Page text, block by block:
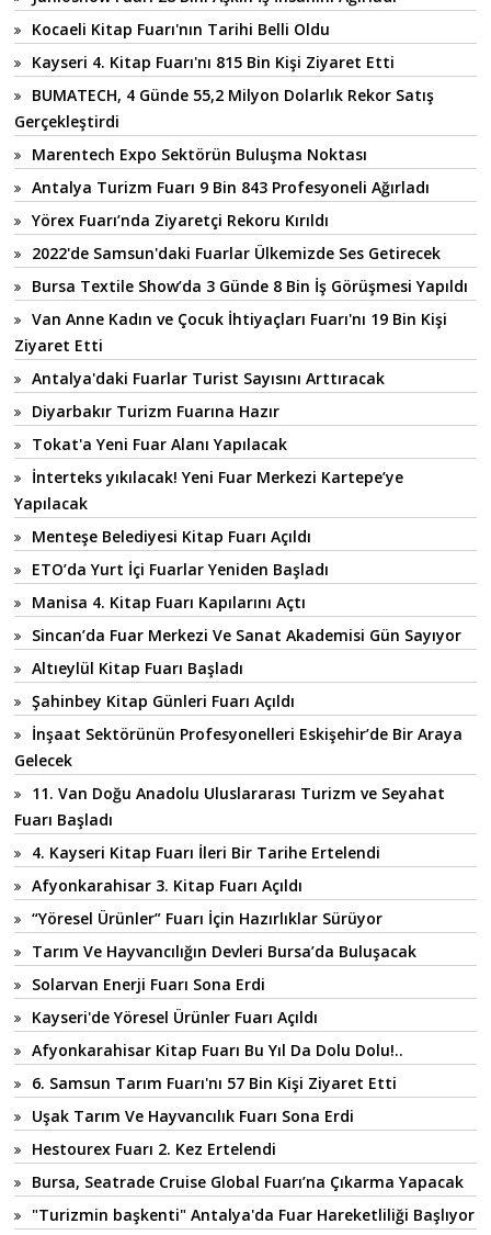
Kocaeli Kitap Fuarı'nın Tarihi Belli Oldu
Kayseri 4. Kitap Fuarı'nı 815 Bin Kişi Ziyaret Etti
BUMATECH, 4 Günde 55,2 Milyon Dolarlık Rekor Satış
Gerçekleştirdi
Marentech Expo Sektörün Buluşma Noktası
Antalya Turizm Fuarı 9 Bin 843 Profesyoneli Ağırladı
Yörex Fuarı’nda Ziyaretçi Rekoru Kırıldı
2022'de Samsun'daki Fuarlar Ülkemizde Ses Getirecek
Bursa Textile Show’da 3 Günde 8 Bin İş Görüşmesi Yapıldı
Van Anne Kadın ve Çocuk İhtiyaçları Fuarı'nı 19 Bin Kişi
Ziyaret Etti
Antalya'daki Fuarlar Turist Sayısını Arttıracak
Diyarbakır Turizm Fuarına Hazır
Tokat'a Yeni Fuar Alanı Yapılacak
İnterteks yıkılacak! Yeni Fuar Merkezi Kartepe’ye
Yapılacak
Menteşe Belediyesi Kitap Fuarı Açıldı
ETO’da Yurt İçi Fuarlar Yeniden Başladı
Manisa 4. Kitap Fuarı Kapılarını Açtı
Sincan’da Fuar Merkezi Ve Sanat Akademisi Gün Sayıyor
Altıeylül Kitap Fuarı Başladı
Şahinbey Kitap Günleri Fuarı Açıldı
İnşaat Sektörünün Profesyonelleri Eskişehir’de Bir Araya
Gelecek
11. Van Doğu Anadolu Uluslararası Turizm ve Seyahat
Fuarı Başladı
4. Kayseri Kitap Fuarı İleri Bir Tarihe Ertelendi
Afyonkarahisar 3. Kitap Fuarı Açıldı
“Yöresel Ürünler” Fuarı İçin Hazırlıklar Sürüyor
Tarım Ve Hayvancılığın Devleri Bursa’da Buluşacak
Solarvan Enerji Fuarı Sona Erdi
Kayseri'de Yöresel Ürünler Fuarı Açıldı
Afyonkarahisar Kitap Fuarı Bu Yıl Da Dolu Dolu!..
6. Samsun Tarım Fuarı'nı 57 Bin Kişi Ziyaret Etti
Uşak Tarım Ve Hayvancılık Fuarı Sona Erdi
Hestourex Fuarı 2. Kez Ertelendi
Bursa, Seatrade Cruise Global Fuarı’na Çıkarma Yapacak
"Turizmin başkenti" Antalya'da Fuar Hareketliliği Başlıyor